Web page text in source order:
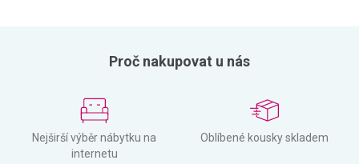
Proč nakupovat u nás
Nejširší výběr nábytku na
internetu
Oblíbené kousky skladem